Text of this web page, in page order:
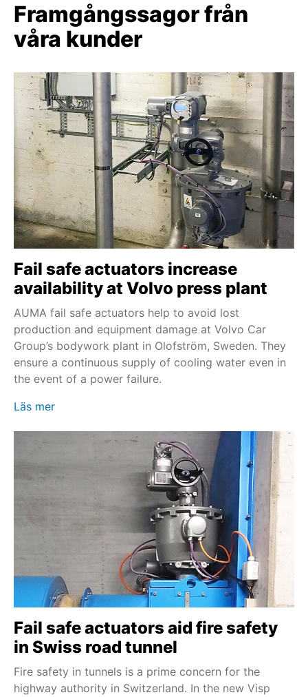
Framgångssagor från
våra kunder
Fail safe actuators increase
availability at Volvo press plant
AUMA fail safe actuators help to avoid lost
production and equipment damage at Volvo Car
Group’s bodywork plant in Olofström, Sweden. They
ensure a continuous supply of cooling water even in
the event of a power failure.
Läs mer
Fail safe actuators aid fire safety
in Swiss road tunnel
Fire safety in tunnels is a prime concern for the
highway authority in Switzerland. In the new Visp